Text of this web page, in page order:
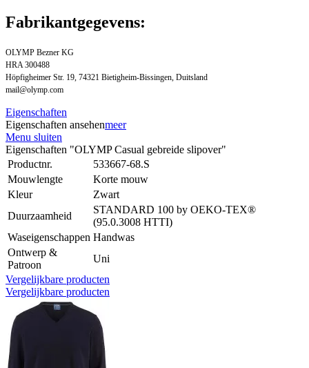
Fabrikantgegevens:
OLYMP Bezner KG
HRA 300488
Höpfigheimer Str. 19, 74321 Bietigheim-Bissingen, Duitsland
mail@olymp.com
Eigenschaften
Eigenschaften ansehenmeer
Menu sluiten
Eigenschaften "OLYMP Casual gebreide slipover"
Productnr.
533667-68.S
Mouwlengte
Korte mouw
Kleur
Zwart
Duurzaamheid
STANDARD 100 by OEKO-TEX®
(95.0.3008 HTTI)
Waseigenschappen Handwas
Ontwerp &
Patroon
Uni
Vergelijkbare producten
Vergelijkbare producten